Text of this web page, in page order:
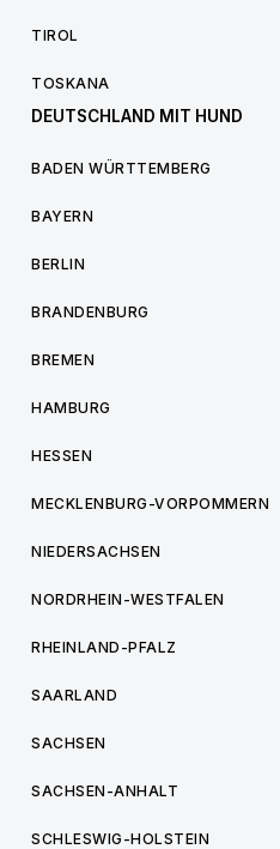
TIROL
TOSKANA
DEUTSCHLAND MIT HUND
BADEN WÜRTTEMBERG
BAYERN
BERLIN
BRANDENBURG
BREMEN
HAMBURG
HESSEN
MECKLENBURG-VORPOMMERN
NIEDERSACHSEN
NORDRHEIN-WESTFALEN
RHEINLAND-PFALZ
SAARLAND
SACHSEN
SACHSEN-ANHALT
SCHLESWIG-HOLSTEIN